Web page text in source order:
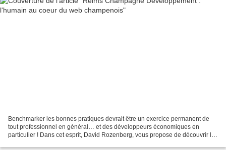
Benchmarker les bonnes pratiques devrait être un exercice permanent de
tout professionnel en général… et des développeurs économiques en
particulier ! Dans cet esprit, David Rozenberg, vous propose de découvrir les